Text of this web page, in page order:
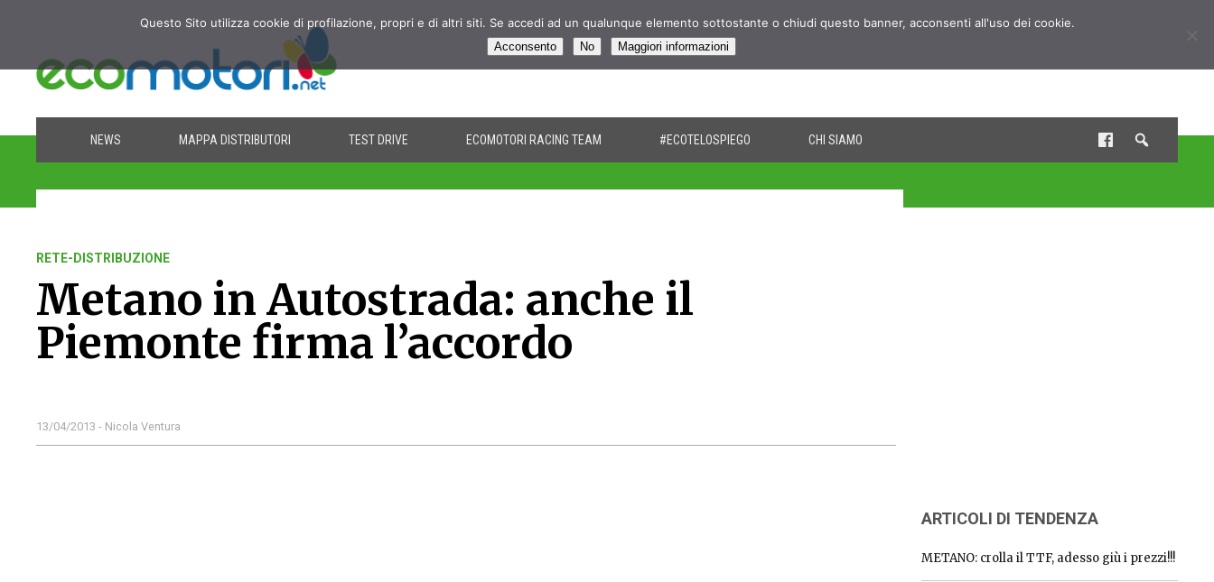
NEWS MAPPA DISTRIBUTORI TEST DRIVE ECOMOTORI RACING TEAM #ECOTELOSPIEGO CHI SIAMO
RETE-DISTRIBUZIONE
Metano in Autostrada: anche il
Piemonte firma l’accordo
13/04/2013 - Nicola Ventura
ARTICOLI DI TENDENZA
METANO: crolla il TTF, adesso giù i prezzi!!!
Questo Sito utilizza cookie di profilazione, propri e di altri siti. Se accedi ad un qualunque elemento sottostante o chiudi questo banner, acconsenti all'uso dei cookie.
Acconsento No Maggiori informazioni